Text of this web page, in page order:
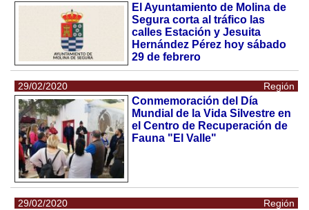
El Ayuntamiento de Molina de
Segura corta al tráfico las
calles Estación y Jesuita
Hernández Pérez hoy sábado
29 de febrero
29/02/2020 Región
Conmemoración del Día
Mundial de la Vida Silvestre en
el Centro de Recuperación de
Fauna "El Valle"
29/02/2020 Región